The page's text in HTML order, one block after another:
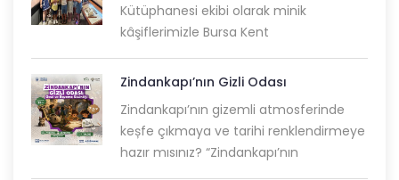
Kütüphanesi ekibi olarak minik
kâşiflerimizle Bursa Kent
Zindankapı’nın Gizli Odası
Zindankapı’nın gizemli atmosferinde
keșfe çıkmaya ve tarihi renklendirmeye
hazır mısınız? “Zindankapı’nın